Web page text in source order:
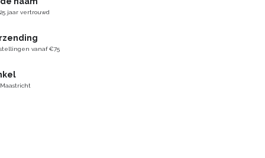
jaar vertrouwd
vanaf €75